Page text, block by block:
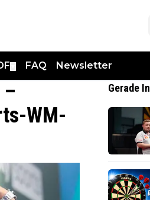
FAQ Newsletter
WM-
Gerade In